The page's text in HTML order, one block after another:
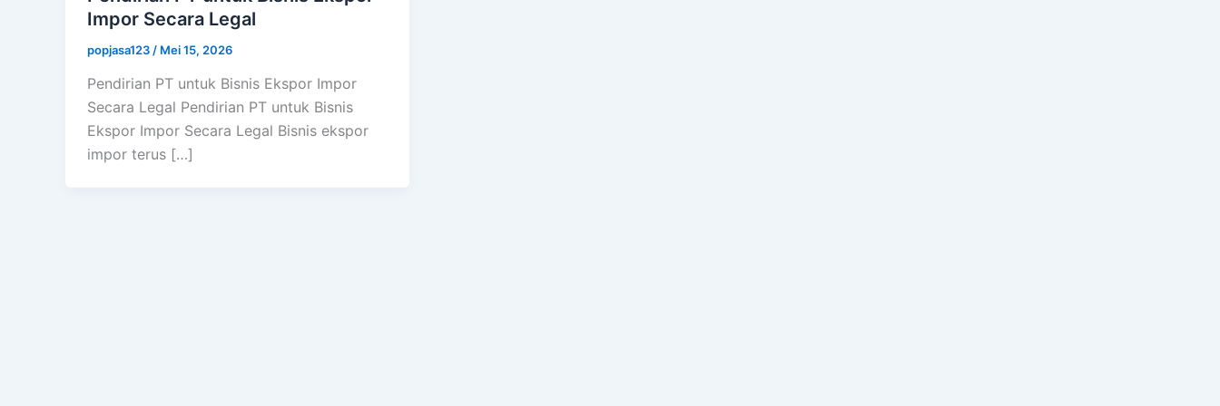
Impor Secara Legal
popjasa123 / Mei 15, 2026
Pendirian PT untuk Bisnis Ekspor Impor
Secara Legal Pendirian PT untuk Bisnis
Ekspor Impor Secara Legal Bisnis ekspor
impor terus […]